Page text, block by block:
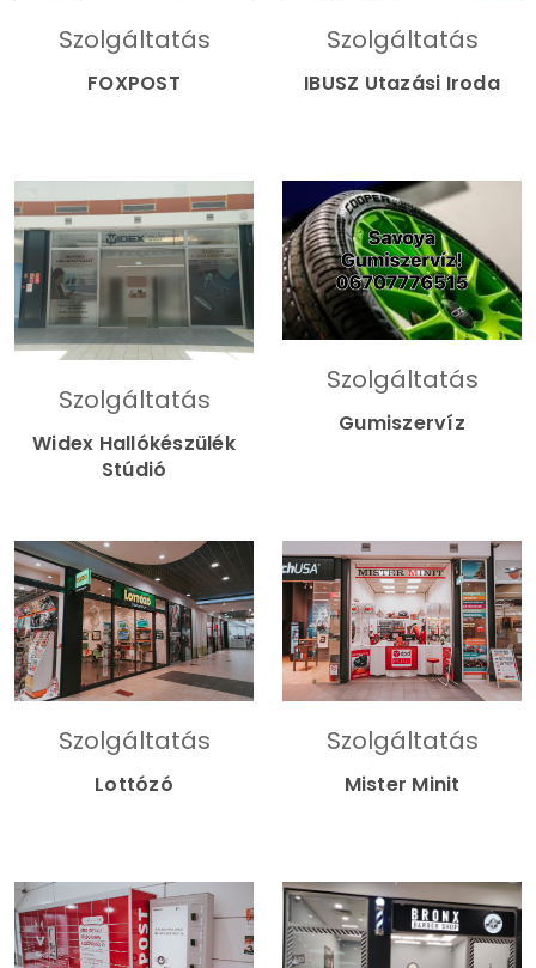
Szolgáltatás
FOXPOST
Szolgáltatás
IBUSZ Utazási Iroda
Szolgáltatás
Widex Hallókészülék
Stúdió
Szolgáltatás
Gumiszervíz
Szolgáltatás
Lottózó
Szolgáltatás
Mister Minit